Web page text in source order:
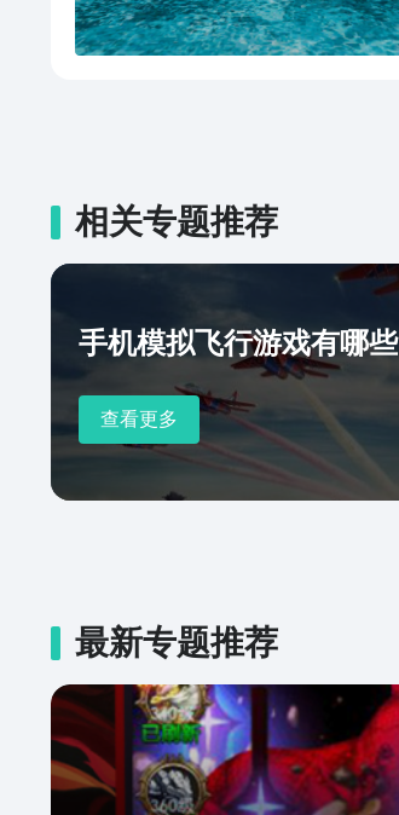
相关专题推荐
手机模拟飞行游戏有哪些
查看更多
最新专题推荐